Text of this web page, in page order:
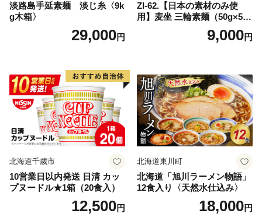
淡路島手延素麺 淡じ糸〈9k
g木箱〉
29,000円
ZI-62.【日本の素材のみ使
用】麦坐 三輪素麺（50g×5束
9,000円
北海道千歳市
10営業日以内発送 日清 カッ
プヌードル★1箱（20食入）
12,500円
北海道東川町
北海道「旭川ラーメン物語」
12食入り〈天然水仕込み〉
18,000円